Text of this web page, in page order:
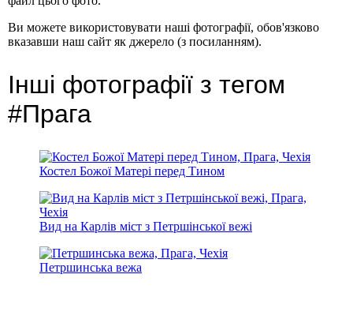
Ви можете використовувати наші фотографії, обов'язково
вказавши наш сайт як джерело (з посиланням).
Інші фотографії з тегом
#Прага
Костел Божої Матері перед Тином
Вид на Карлів міст з Петршінської вежі
Петршинська вежа